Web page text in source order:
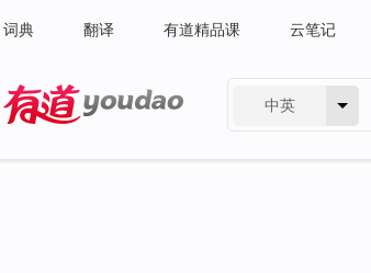
词典 翻译 有道精品课 云笔记
中英